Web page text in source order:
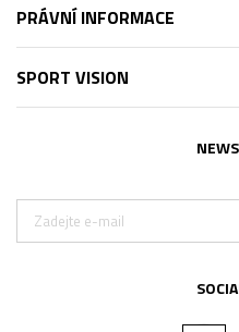
PRÁVNÍ INFORMACE
SPORT VISION